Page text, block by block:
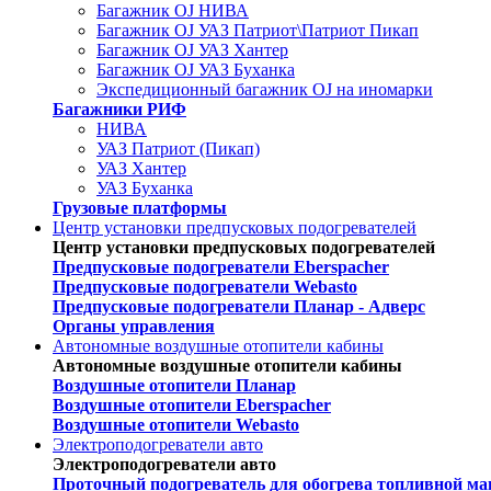
Багажник OJ НИВА
Багажник OJ УАЗ Патриот\Патриот Пикап
Багажник OJ УАЗ Хантер
Багажник OJ УАЗ Буханка
Экспедиционный багажник OJ на иномарки
Багажники РИФ
НИВА
УАЗ Патриот (Пикап)
УАЗ Хантер
УАЗ Буханка
Грузовые платформы
Центр установки предпусковых подогревателей
Центр установки предпусковых подогревателей
Предпусковые подогреватели Eberspacher
Предпусковые подогреватели Webasto
Предпусковые подогреватели Планар - Адверс
Органы управления
Автономные воздушные отопители кабины
Автономные воздушные отопители кабины
Воздушные отопители Планар
Воздушные отопители Eberspacher
Воздушные отопители Webasto
Электроподогреватели авто
Электроподогреватели авто
Проточный подогреватель для обогрева топливной